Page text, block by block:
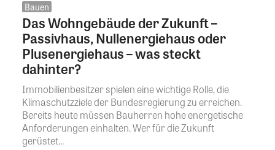
Bauen
Das Wohngebäude der Zukunft –
Passivhaus, Nullenergiehaus oder
Plusenergiehaus – was steckt
dahinter?
Immobilienbesitzer spielen eine wichtige Rolle, die
Klimaschutzziele der Bundesregierung zu erreichen.
Bereits heute müssen Bauherren hohe energetische
Anforderungen einhalten. Wer für die Zukunft
gerüstet...